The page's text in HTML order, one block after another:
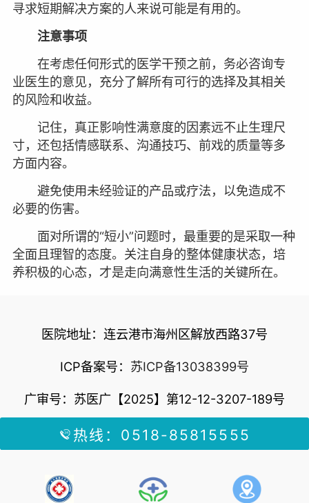
寻求短期解决方案的人来说可能是有用的。
注意事项
在考虑任何形式的医学干预之前，务必咨询专
业医生的意见，充分了解所有可行的选择及其相关
的风险和收益。
记住，真正影响性满意度的因素远不止生理尺
寸，还包括情感联系、沟通技巧、前戏的质量等多
方面内容。
避免使用未经验证的产品或疗法，以免造成不
必要的伤害。
面对所谓的“短小”问题时，最重要的是采取一种
全面且理智的态度。关注自身的整体健康状态，培
养积极的心态，才是走向满意性生活的关键所在。
医院地址：连云港市海州区解放西路37号
ICP备案号： 苏ICP备13038399号
广审号：苏医广【2025】第12-12-3207-189号
热线：0518-85815555